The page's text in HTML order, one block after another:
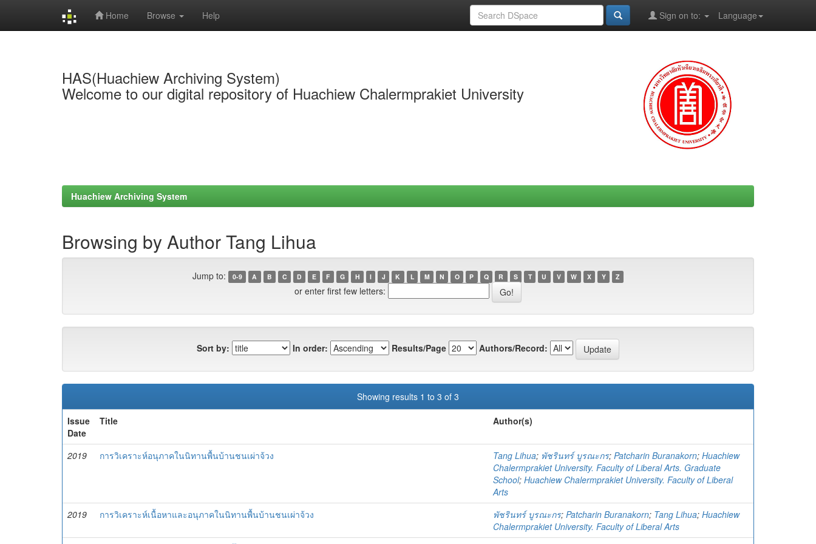
Home Browse Help Language
Sign on to:
HAS(Huachiew Archiving System)
Welcome to our digital repository of Huachiew Chalermprakiet University
Huachiew Archiving System
Browsing by Author Tang Lihua
Jump to: 0-9 A B C D E F G H I J K L M N O P Q R S T U V W X Y Z
or enter first few letters:
Sort by: In order: Results/Page Authors/Record:
Showing results 1 to 3 of 3
Issue
Date
Title Author(s)
2019 การวิเคราะห์อนุภาคในนิทานพื้นบ้านชนเผ่าจ้วง Tang Lihua; พัชรินทร์ บูรณะกร; Patcharin Buranakorn; Huachiew
Chalermprakiet University. Faculty of Liberal Arts. Graduate
School; Huachiew Chalermprakiet University. Faculty of Liberal
Arts
2019
การวิเคราะห์เนื้อหาและอนุภาคในนิทานพื้นบ้านชนเผ่าจ้วง พัชรินทร์ บูรณะกร; Patcharin Buranakorn; Tang Lihua; Huachiew
Chalermprakiet University. Faculty of Liberal Arts